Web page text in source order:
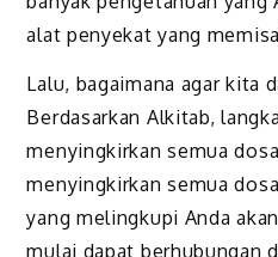
alat penyekat yang
Lalu, bagaimana agar kita
Berdasarkan Alkitab,
menyingkirkan semua
menyingkirkan semua
yang melingkupi Anda
mulai dapat berhubungan